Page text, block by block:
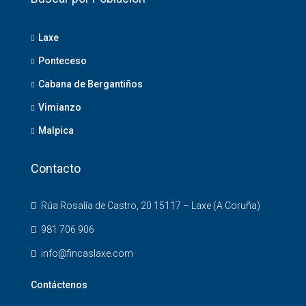
Laxe
Ponteceso
Cabana de Bergantiños
Vimianzo
Malpica
Contacto
Rúa Rosalía de Castro, 20 15117 – Laxe (A Coruña)
981 706 906
info@fincaslaxe.com
Contáctenos